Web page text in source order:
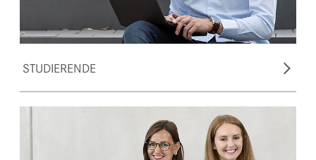
STUDIERENDE